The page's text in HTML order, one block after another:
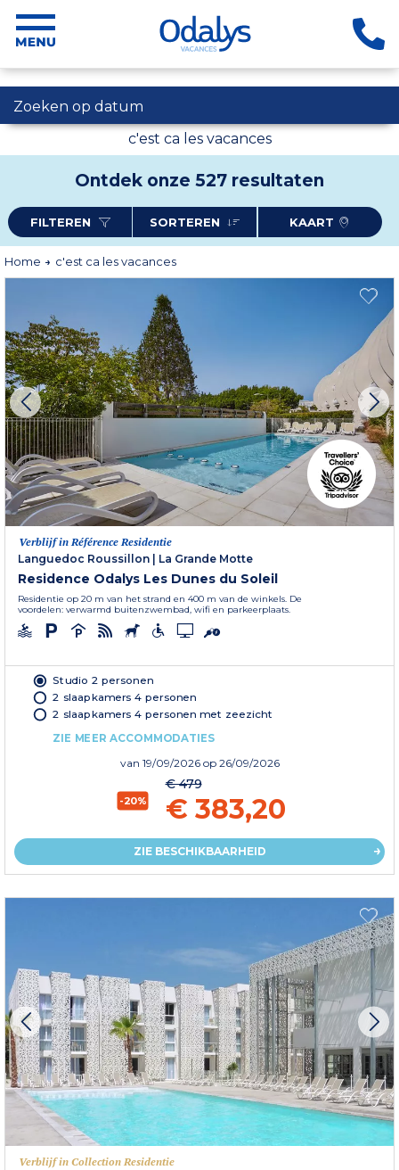
Zoeken op datum
c'est ca les vacances
Ontdek onze 527 resultaten
FILTEREN SORTEREN KAART
Home c'est ca les vacances
Verblijf in Référence Residentie
Languedoc Roussillon
La Grande Motte
Residence Odalys Les Dunes du Soleil
Residentie op 20 m van het strand en 400 m van de winkels. De
voordelen: verwarmd buitenzwembad, wifi en parkeerplaats.
Studio 2 personen
2 slaapkamers 4 personen
2 slaapkamers 4 personen met zeezicht
ZIE MEER ACCOMMODATIES
van 19/09/2026 op 26/09/2026
-20%
€ 479
€ 383,20
ZIE BESCHIKBAARHEID
Verblijf in Collection Residentie